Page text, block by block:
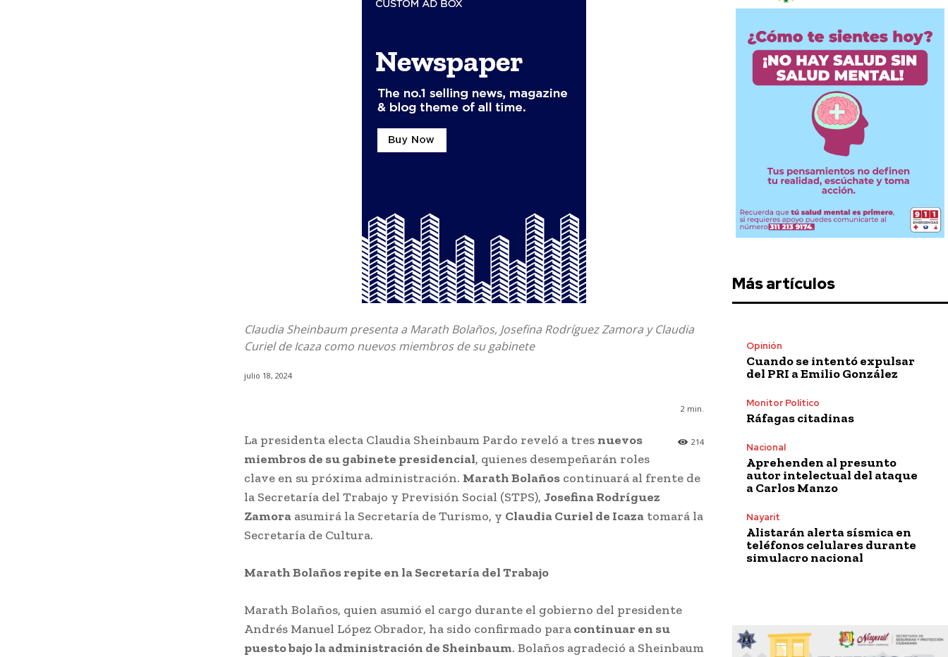
Claudia Sheinbaum presenta a Marath Bolaños, Josefina Rodríguez Zamora y Claudia
Curiel de Icaza como nuevos miembros de su gabinete
julio 18, 2024
2 min.
214
La presidenta electa Claudia Sheinbaum Pardo reveló a tres nuevos
miembros de su gabinete presidencial, quienes desempeñarán roles
clave en su próxima administración. Marath Bolaños continuará al frente de
la Secretaría del Trabajo y Previsión Social (STPS), Josefina Rodríguez
Zamora asumirá la Secretaría de Turismo, y Claudia Curiel de Icaza tomará la
Secretaría de Cultura.
Marath Bolaños repite en la Secretaría del Trabajo
Marath Bolaños, quien asumió el cargo durante el gobierno del presidente
Andrés Manuel López Obrador, ha sido confirmado paracontinuar en su
puesto bajo la administración de Sheinbaum. Bolaños agradeció a Sheinbaum
Más artículos
Opinión
Cuando se intentó expulsar
del PRI a Emilio González
Monitor Político
Ráfagas citadinas
Nacional
Aprehenden al presunto
autor intelectual del ataque
a Carlos Manzo
Nayarit
Alistarán alerta sísmica en
teléfonos celulares durante
simulacro nacional